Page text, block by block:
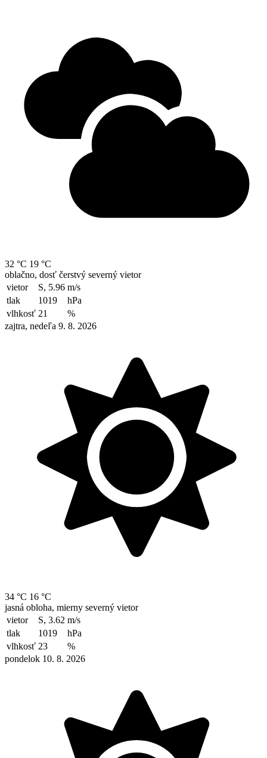
32 °C 19 °C
oblačno, dosť čerstvý severný vietor
vietor
S, 5.96 m/s
tlak
1019
hPa
vlhkosť 21
%
zajtra, nedeľa 9. 8. 2026
34 °C 16 °C
jasná obloha, mierny severný vietor
vietor
S, 3.62 m/s
tlak
1019
hPa
vlhkosť 23
%
pondelok 10. 8. 2026